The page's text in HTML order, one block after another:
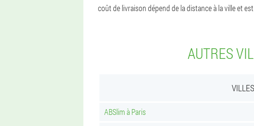
coût de livraison dépend de la distance à la ville et
AUTRES
ABSlim à Paris